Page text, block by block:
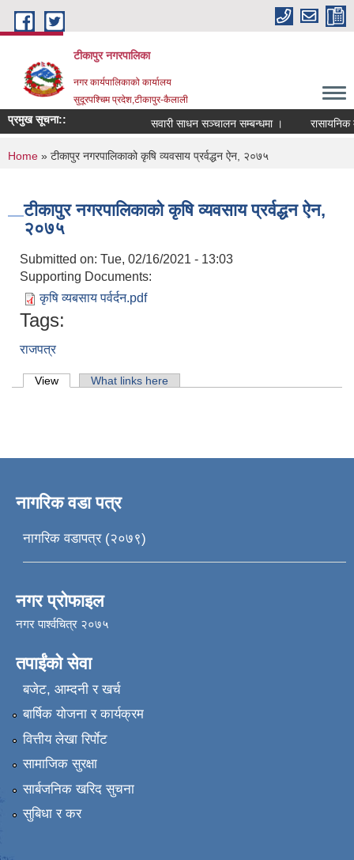
Skip to main content
टीकापुर नगरपालिका
नगर कार्यपालिकाको कार्यालय
सुदूरपश्चिम प्रदेश,टीकापुर-कैलाली
प्रमुख सूचना:: सवारी साधन सञ्चालन सम्बन्धमा । रासायनिक
You are here
Home » टीकापुर नगरपालिकाको कृषि व्यवसाय प्रर्वद्धन ऐन, २०७५
टीकापुर नगरपालिकाको कृषि व्यवसाय प्रर्वद्धन ऐन,
२०७५
Submitted on: Tue, 02/16/2021 - 13:03
Supporting Documents:
कृषि व्यबसाय पर्वर्दन.pdf
Tags:
राजपत्र
Primary tabs
View (active tab)What links here
नागरिक वडा पत्र
नागरिक वडापत्र (२०७९)
नगर प्रोफाइल
नगर पार्श्वचित्र २०७५
तपाईंको सेवा
बजेट, आम्दनी र खर्च
बार्षिक योजना र कार्यक्रम
वित्तीय लेखा रिर्पाेट
सामाजिक सुरक्षा
सार्बजनिक खरिद सुचना
सुबिधा र कर